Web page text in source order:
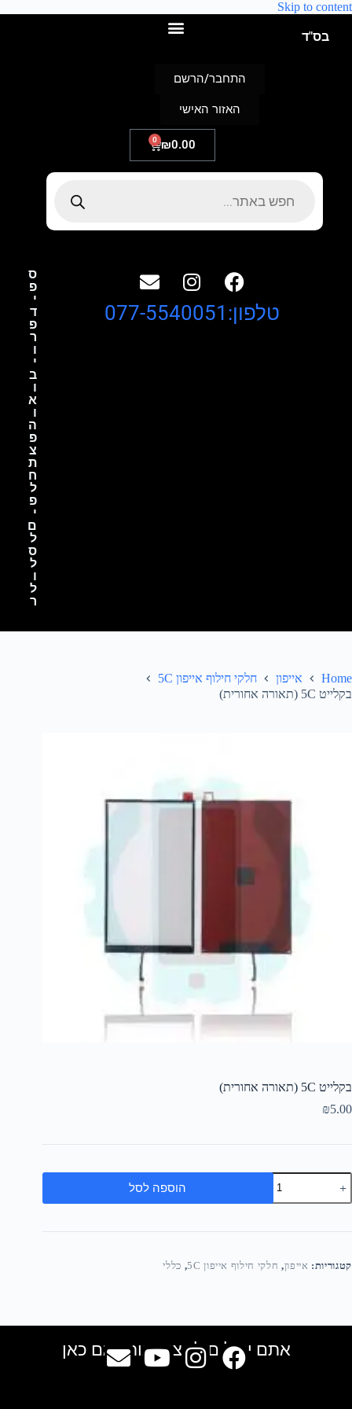
Skip to content
בס"ד
₪0.00
0
התחבר/הרשם
האזור האישי
ס
פ
י
ד
פ
ר
ו
י
ב
ו
א
ו
ה
פ
צ
ת
ח
ל
פ
י
ם
ל
ס
ל
ו
ל
ר
טלפון:077-5540051
Home אייפון
חלקי חילוף אייפון 5C
בקלייט 5C (תאורה אחורית)
בקלייט 5C (תאורה אחורית)
₪5.00
הוספה לסל
קטגוריות: אייפון, חלקי חילוף אייפון 5C , כללי
אתם יכולים למצוא אותנו גם כאן